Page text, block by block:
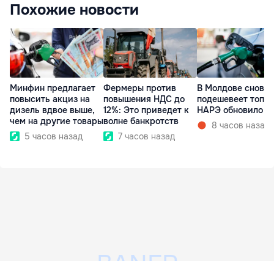
Похожие новости
Минфин предлагает
повысить акциз на
дизель вдвое выше,
чем на другие товары
5 часов назад
Фермеры против
повышения НДС до
12%: Это приведет к
волне банкротств
7 часов назад
В Молдове снова
подешевеет
НАРЭ обновило
8 часов назад